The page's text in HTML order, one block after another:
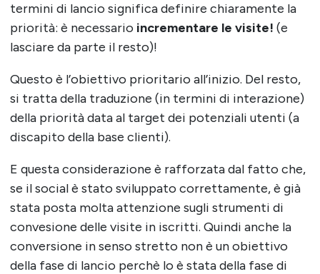
termini di lancio significa definire chiaramente la
priorità: è necessario incrementare le visite! (e
lasciare da parte il resto)!
Questo è l’obiettivo prioritario all’inizio. Del resto,
si tratta della traduzione (in termini di interazione)
della priorità data al target dei potenziali utenti (a
discapito della base clienti).
E questa considerazione è rafforzata dal fatto che,
se il social è stato sviluppato correttamente, è già
stata posta molta attenzione sugli strumenti di
convesione delle visite in iscritti. Quindi anche la
conversione in senso stretto non è un obiettivo
della fase di lancio perchè lo è stata della fase di